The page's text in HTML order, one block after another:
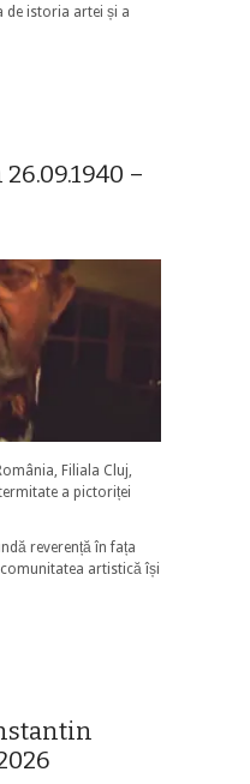
de istoria artei și a
–
Filiala Cluj,
a pictoriței
reverență în fața
artistică își